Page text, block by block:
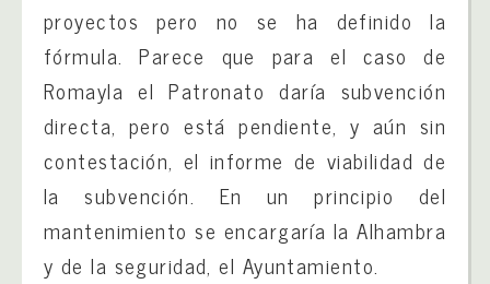
proyectos pero no se ha definido la
fórmula. Parece que para el caso de
Romayla el Patronato daría subvención
directa, pero está pendiente, y aún sin
contestación, el informe de viabilidad de
la subvención. En un principio del
mantenimiento se encargaría la Alhambra
y de la seguridad, el Ayuntamiento.